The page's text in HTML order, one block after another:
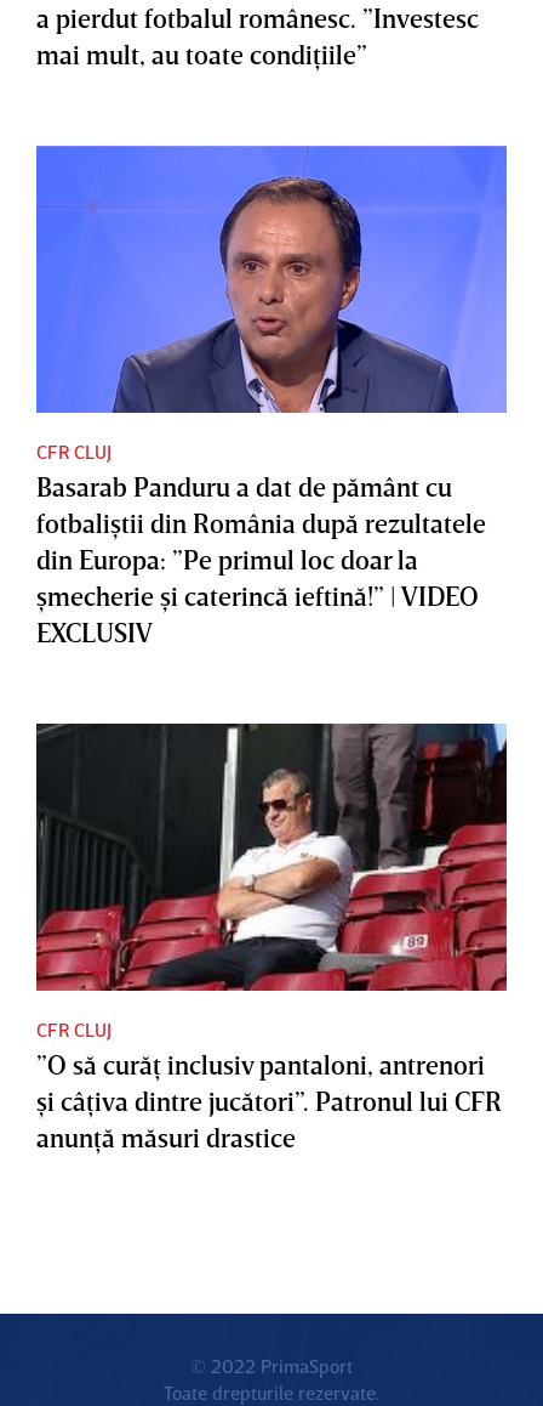
a pierdut fotbalul românesc. ”Investesc
mai mult, au toate condiţiile”
CFR CLUJ
Basarab Panduru a dat de pământ cu
fotbaliştii din România după rezultatele
din Europa: ”Pe primul loc doar la
şmecherie şi caterincă ieftină!” | VIDEO
EXCLUSIV
CFR CLUJ
”O să curăţ inclusiv pantaloni, antrenori
şi câţiva dintre jucători”. Patronul lui CFR
anunţă măsuri drastice
© 2022 PrimaSport
Toate drepturile rezervate.